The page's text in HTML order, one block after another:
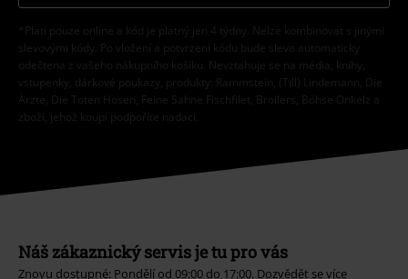
*Platí pouze online a kód je platný jen 4 týdny. Nelze kombinovat s jinými
slevovými kódy. Po vložení a potvrzení kódu bude sleva automaticky
odečtena z vašeho nákupního košíku. Nevztahuje se na média, knihy,
vstupenky, dárkové poukazy, produkty: Rammstein, (Till) Lindemann, Die
Ärzte, Die Toten Hosen, Feine Sahne Fischfilet, Broilers, Böhse Onkelz a
zboží, jehož koupí podpoříte nadaci.
Náš zákaznický servis je tu pro vás
Znovu dostupné: Pondělí od 09:00 do 17:00. Dozvědět se více